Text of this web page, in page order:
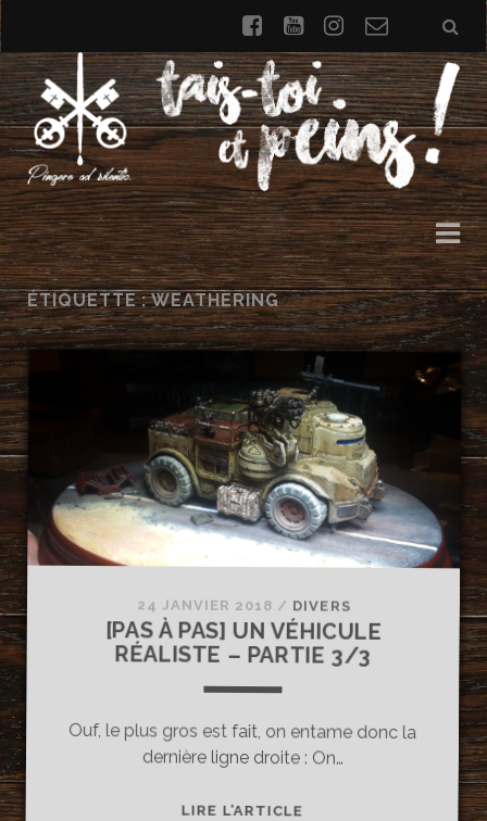
facebookyoutubeinstagram
de
contact
ÉTIQUETTE : WEATHERING
24 JANVIER 2018 / DIVERS
[PAS À PAS] UN VÉHICULE
RÉALISTE – PARTIE 3/3
Ouf, le plus gros est fait, on entame donc la
dernière ligne droite : On…
LIRE L’ARTICLE[PAS